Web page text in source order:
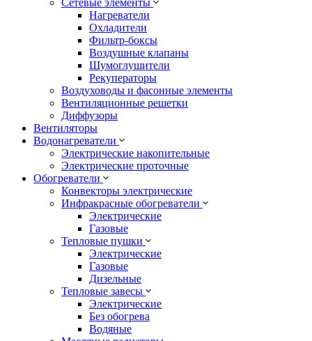
Сетевые элементы
Нагреватели
Охладители
Фильтр-боксы
Воздушные клапаны
Шумоглушители
Рекуператоры
Воздуховоды и фасонные элементы
Вентиляционные решетки
Диффузоры
Вентиляторы
Водонагреватели
Электрические накопительные
Электрические проточные
Обогреватели
Конвекторы электрические
Инфракрасные обогреватели
Электрические
Газовые
Тепловые пушки
Электрические
Газовые
Дизельные
Тепловые завесы
Электрические
Без обогрева
Водяные